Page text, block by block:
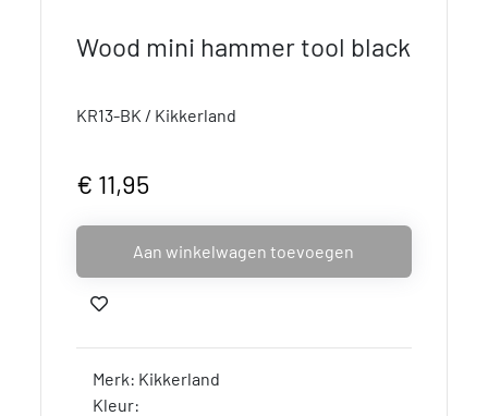
Wood mini hammer tool black
KR13-BK / Kikkerland
€ 11,95
Aan winkelwagen toevoegen
Merk: Kikkerland
Kleur: